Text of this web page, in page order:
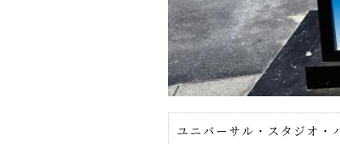
ユニバーサル・スタジオ・